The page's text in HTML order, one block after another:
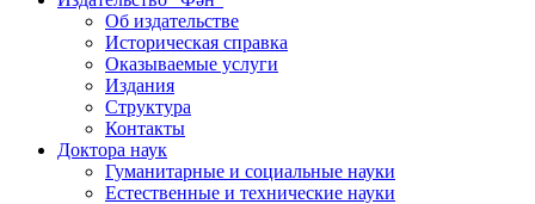
Об издательстве
Историческая справка
Оказываемые услуги
Издания
Структура
Контакты
Доктора наук
Гуманитарные и социальные науки
Естественные и технические науки